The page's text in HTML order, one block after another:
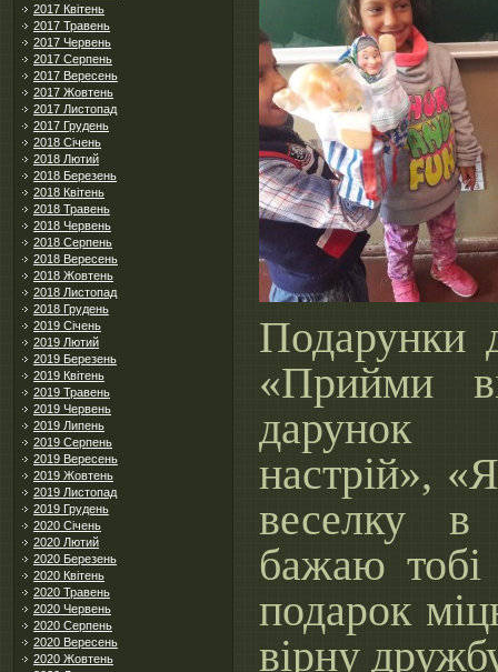
2017 Квітень
2017 Травень
2017 Червень
2017 Серпень
2017 Вересень
2017 Жовтень
2017 Листопад
2017 Грудень
2018 Січень
2018 Лютий
2018 Березень
2018 Квітень
2018 Травень
2018 Червень
2018 Серпень
2018 Вересень
2018 Жовтень
2018 Листопад
2018 Грудень
2019 Січень
2019 Лютий
2019 Березень
2019 Квітень
2019 Травень
2019 Червень
2019 Липень
2019 Серпень
2019 Вересень
2019 Жовтень
2019 Листопад
2019 Грудень
2020 Січень
2020 Лютий
2020 Березень
2020 Квітень
2020 Травень
2020 Червень
2020 Серпень
2020 Вересень
2020 Жовтень
Подарунки
«Прийми
настрій»,
веселку
бажаю
подарок
вірну